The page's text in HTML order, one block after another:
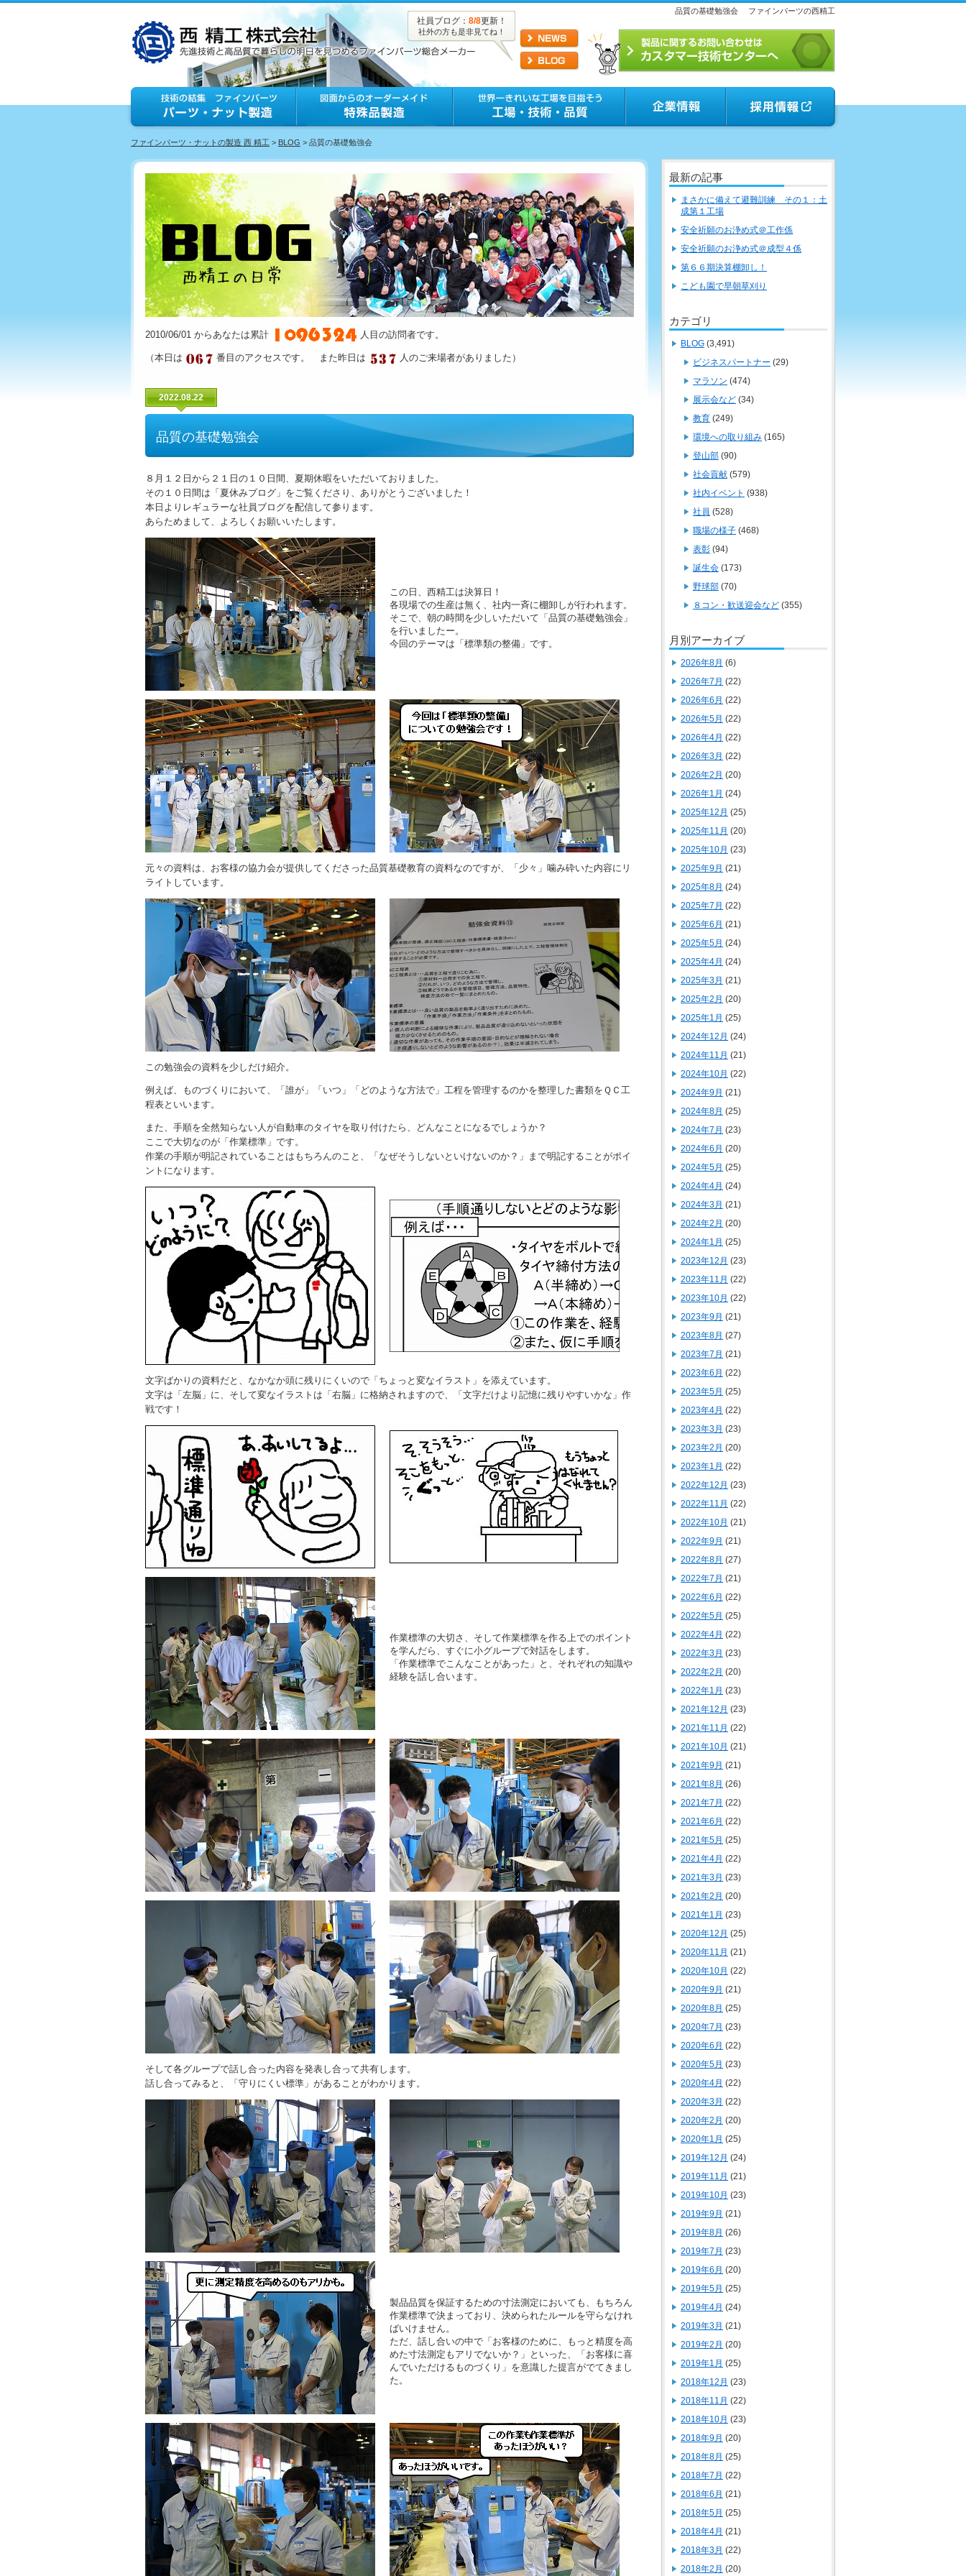
品質の基礎勉強会 ファインパーツの西精工
社員ブログ： 8/8更新！
社外の方も是非見てね！
ファインパーツ・ナットの製造 西 精工 > BLOG > 品質の基礎勉強会
2010/06/01 からあなたは累計 人目の訪問者です。
（本日は 番目のアクセスです。 また昨日は 人のご来場者がありました）
2022.08.22
品質の基礎勉強会
８月１２日から２１日の１０日間、夏期休暇をいただいておりました。
その１０日間は「夏休みブログ」をご覧くださり、ありがとうございました！
本日よりレギュラーな社員ブログを配信して参ります。
あらためまして、よろしくお願いいたします。
この日、西精工は決算日！
各現場での生産は無く、社内一斉に棚卸しが行われます。
そこで、朝の時間を少しいただいて「品質の基礎勉強会」
を行いましたー。
今回のテーマは「標準類の整備」です。
元々の資料は、お客様の協力会が提供してくださった品質基礎教育の資料なのですが、「少々」噛み砕いた内容にリ
ライトしています。
この勉強会の資料を少しだけ紹介。
例えば、ものづくりにおいて、「誰が」「いつ」「どのような方法で」工程を管理するのかを整理した書類をＱＣ工
程表といいます。
また、手順を全然知らない人が自動車のタイヤを取り付けたら、どんなことになるでしょうか？
ここで大切なのが「作業標準」です。
作業の手順が明記されていることはもちろんのこと、「なぜそうしないといけないのか？」まで明記することがポイ
ントになります。
文字ばかりの資料だと、なかなか頭に残りにくいので「ちょっと変なイラスト」を添えています。
文字は「左脳」に、そして変なイラストは「右脳」に格納されますので、「文字だけより記憶に残りやすいかな」作
戦です！
作業標準の大切さ、そして作業標準を作る上でのポイント
を学んだら、すぐに小グループで対話をします。
「作業標準でこんなことがあった」と、それぞれの知識や
経験を話し合います。
そして各グループで話し合った内容を発表し合って共有します。
話し合ってみると、「守りにくい標準」があることがわかります。
製品品質を保証するための寸法測定においても、もちろん
作業標準で決まっており、決められたルールを守らなけれ
ばいけません。
ただ、話し合いの中で「お客様のために、もっと精度を高
めた寸法測定もアリでないか？」といった、「お客様に喜
んでいただけるものづくり」を意識した提言がでてきまし
た。
最新の記事
まさかに備えて避難訓練 その１：土
成第１工場
安全祈願のお浄め式＠工作係
安全祈願のお浄め式＠成型４係
第６６期決算棚卸し！
こども園で早朝草刈り
カテゴリ
BLOG (3,491)
ビジネスパートナー (29)
マラソン (474)
展示会など (34)
教育 (249)
環境への取り組み (165)
登山部 (90)
社会貢献 (579)
社内イベント (938)
社員 (528)
職場の様子 (468)
表彰 (94)
誕生会 (173)
野球部 (70)
８コン・歓送迎会など (355)
月別アーカイブ
2026年8月 (6)
2026年7月 (22)
2026年6月 (22)
2026年5月 (22)
2026年4月 (22)
2026年3月 (22)
2026年2月 (20)
2026年1月 (24)
2025年12月 (25)
2025年11月 (20)
2025年10月 (23)
2025年9月 (21)
2025年8月 (24)
2025年7月 (22)
2025年6月 (21)
2025年5月 (24)
2025年4月 (24)
2025年3月 (21)
2025年2月 (20)
2025年1月 (25)
2024年12月 (24)
2024年11月 (21)
2024年10月 (22)
2024年9月 (21)
2024年8月 (25)
2024年7月 (23)
2024年6月 (20)
2024年5月 (25)
2024年4月 (24)
2024年3月 (21)
2024年2月 (20)
2024年1月 (25)
2023年12月 (23)
2023年11月 (22)
2023年10月 (22)
2023年9月 (21)
2023年8月 (27)
2023年7月 (21)
2023年6月 (22)
2023年5月 (25)
2023年4月 (22)
2023年3月 (23)
2023年2月 (20)
2023年1月 (22)
2022年12月 (23)
2022年11月 (22)
2022年10月 (21)
2022年9月 (21)
2022年8月 (27)
2022年7月 (21)
2022年6月 (22)
2022年5月 (25)
2022年4月 (22)
2022年3月 (23)
2022年2月 (20)
2022年1月 (23)
2021年12月 (23)
2021年11月 (22)
2021年10月 (21)
2021年9月 (21)
2021年8月 (26)
2021年7月 (22)
2021年6月 (22)
2021年5月 (25)
2021年4月 (22)
2021年3月 (23)
2021年2月 (20)
2021年1月 (23)
2020年12月 (25)
2020年11月 (21)
2020年10月 (22)
2020年9月 (21)
2020年8月 (25)
2020年7月 (23)
2020年6月 (22)
2020年5月 (23)
2020年4月 (22)
2020年3月 (22)
2020年2月 (20)
2020年1月 (25)
2019年12月 (24)
2019年11月 (21)
2019年10月 (23)
2019年9月 (21)
2019年8月 (26)
2019年7月 (23)
2019年6月 (20)
2019年5月 (25)
2019年4月 (24)
2019年3月 (21)
2019年2月 (20)
2019年1月 (25)
2018年12月 (23)
2018年11月 (22)
2018年10月 (23)
2018年9月 (20)
2018年8月 (25)
2018年7月 (22)
2018年6月 (21)
2018年5月 (25)
2018年4月 (21)
2018年3月 (22)
2018年2月 (20)